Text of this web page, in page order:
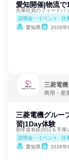
愛知開催|物流で
先輩社員のフィードバ
説明会・イベント
仕
愛知県
2026年
三菱電
商用・産
三菱電機グルー
習|1Day体験
初年度有給20日＆手厚
説明会・イベント
仕
愛知県
2026年